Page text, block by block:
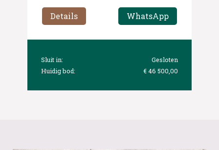
Details WhatsApp
Sluit in:
Gesloten
Huidig bod:
€ 46 500,00